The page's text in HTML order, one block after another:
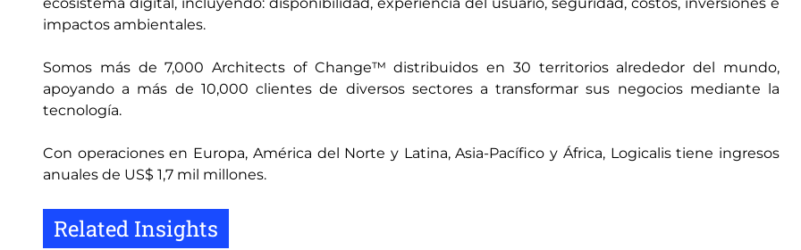
impactos ambientales.
Somos más de 7,000 Architects of Change™ distribuidos en 30 territorios alrededor del mundo,
apoyando a más de 10,000 clientes de diversos sectores a transformar sus negocios mediante la
tecnología.
Con operaciones en Europa, América del Norte y Latina, Asia-Pacífico y África, Logicalis tiene ingresos
anuales de US$ 1,7 mil millones.
Related Insights